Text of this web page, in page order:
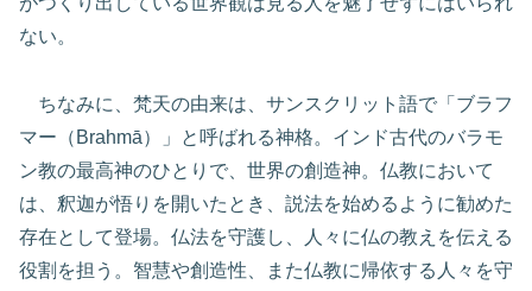
ない。
ちなみに、梵天の由来は、サンスクリット語で「ブラフ
マー（Brahmā）」と呼ばれる神格。インド古代のバラモ
ン教の最高神のひとりで、世界の創造神。仏教において
は、釈迦が悟りを開いたとき、説法を始めるように勧めた
存在として登場。仏法を守護し、人々に仏の教えを伝える
役割を担う。智慧や創造性、また仏教に帰依する人々を守